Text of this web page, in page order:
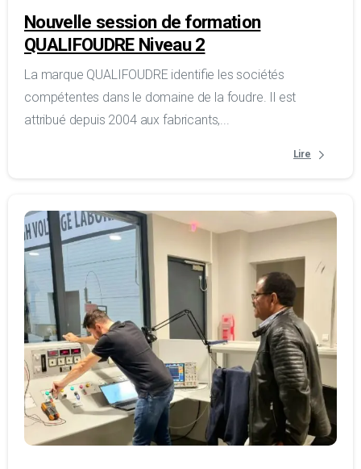
Nouvelle session de formation
QUALIFOUDRE Niveau 2
La marque QUALIFOUDRE identifie les sociétés
compétentes dans le domaine de la foudre. Il est
attribué depuis 2004 aux fabricants,...
Lire